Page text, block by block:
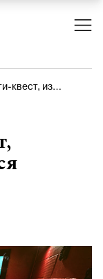
квест, из